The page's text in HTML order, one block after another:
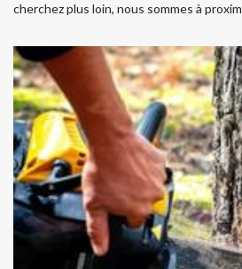
cherchez plus loin, nous sommes à